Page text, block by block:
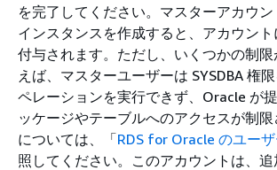
を完了してください。マスターアカウ
インスタンスを作成すると、アカウント
付与されます。ただし、いくつかの制
えば、マスターユーザーは SYSDBA 権
ペレーションを実行できず、Oracle が
ッケージやテーブルへのアクセスが制
については、「RDS for Oracle のユー
照してください。このアカウントは、